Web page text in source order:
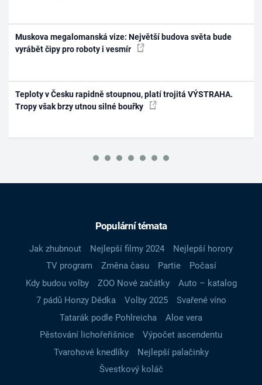
Muskova megalomanská vize: Největší budova světa bude
vyrábět čipy pro roboty i vesmír
Teploty v Česku rapidně stoupnou, platí trojitá VÝSTRAHA.
Tropy však brzy utnou silné bouřky
Populární témata
Jak zhubnout Nejlepší filmy 2024
Nejlepší horory
TV program
Změna času Partie
Počasí
Kdy budou volby
ZOO Nové začátky
Auto – katalog
7 pádů Honzy Dědka
Volby 2025
Svařené víno
Tatarák podle Pohlreicha
Aloe vera
Pěstování lichořeřišnice
Výpočet ascendentu
Tvarohové knedlíky
Nejlepší palačinky
Švestkový koláč